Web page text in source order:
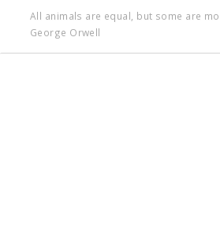
All animals are equal, but some are
George Orwell